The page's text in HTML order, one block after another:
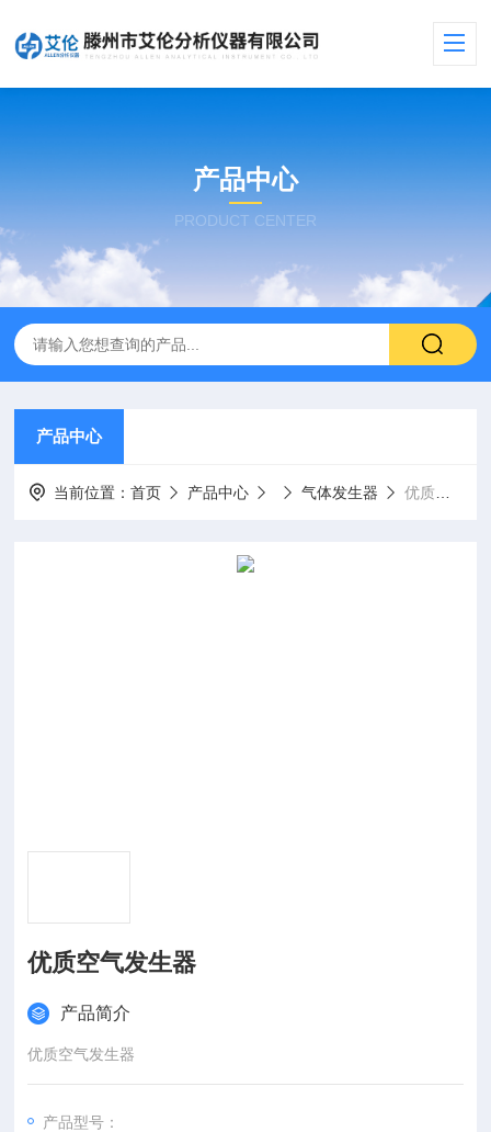
产品中心
PRODUCT CENTER
产品中心
当前位置：首页 产品中心 气体发生器 优质空气发生器
优质空气发生器
产品简介
优质空气发生器
产品型号：